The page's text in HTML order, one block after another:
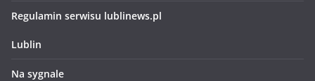
Regulamin serwisu lublinews.pl
Lublin
Na sygnale